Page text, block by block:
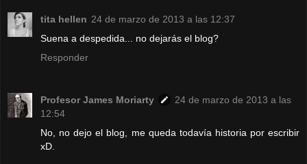
tita hellen 24 de marzo de 2013 a las 12:37
Suena a despedida... no dejarás el blog?
Responder
Profesor James Moriarty
24 de marzo de 2013 a las
12:54
No, no dejo el blog, me queda todavía historia por escribir
xD.